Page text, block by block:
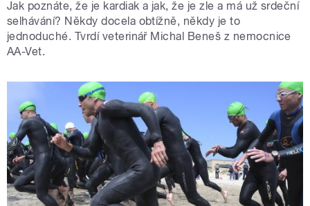
Jak poznáte, že je kardiak a jak, že je zle a má už srdeční
selhávání? Někdy docela obtížně, někdy je to
jednoduché. Tvrdí veterinář Michal Beneš z nemocnice
AA-Vet.